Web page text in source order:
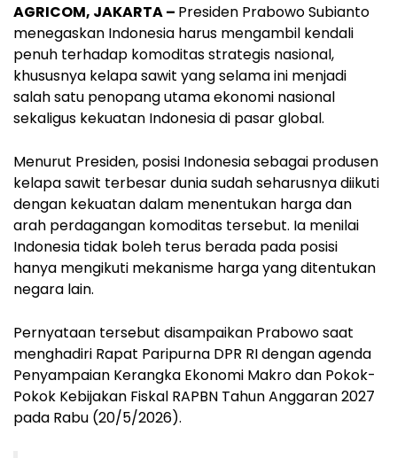
AGRICOM, JAKARTA – Presiden Prabowo Subianto
menegaskan Indonesia harus mengambil kendali
penuh terhadap komoditas strategis nasional,
khususnya kelapa sawit yang selama ini menjadi
salah satu penopang utama ekonomi nasional
sekaligus kekuatan Indonesia di pasar global.
Menurut Presiden, posisi Indonesia sebagai produsen
kelapa sawit terbesar dunia sudah seharusnya diikuti
dengan kekuatan dalam menentukan harga dan
arah perdagangan komoditas tersebut. Ia menilai
Indonesia tidak boleh terus berada pada posisi
hanya mengikuti mekanisme harga yang ditentukan
negara lain.
Pernyataan tersebut disampaikan Prabowo saat
menghadiri Rapat Paripurna DPR RI dengan agenda
Penyampaian Kerangka Ekonomi Makro dan Pokok-
Pokok Kebijakan Fiskal RAPBN Tahun Anggaran 2027
pada Rabu (20/5/2026).